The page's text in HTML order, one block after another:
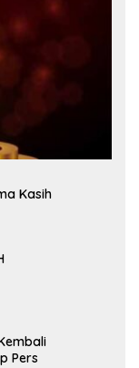
Kasih
Pers